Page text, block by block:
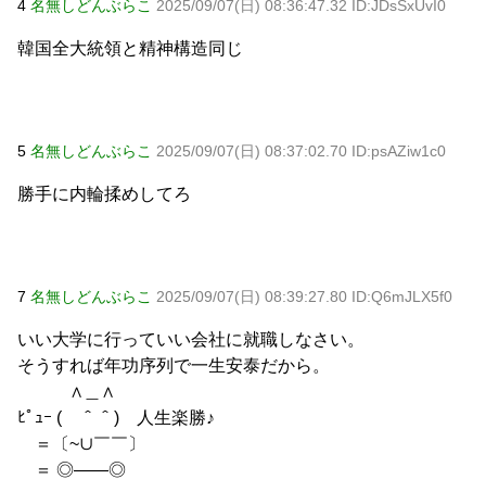
4 名無しどんぶらこ 2025/09/07(日) 08:36:47.32 ID:JDsSxUvI0
韓国全大統領と精神構造同じ
5 名無しどんぶらこ 2025/09/07(日) 08:37:02.70 ID:psAZiw1c0
勝手に内輪揉めしてろ
7 名無しどんぶらこ 2025/09/07(日) 08:39:27.80 ID:Q6mJLX5f0
いい大学に行っていい会社に就職しなさい。
そうすれば年功序列で一生安泰だから。
∧＿∧
ﾋﾟｭｰ ( ＾＾) 人生楽勝♪
＝〔~∪￣￣〕
＝ ◎――◎